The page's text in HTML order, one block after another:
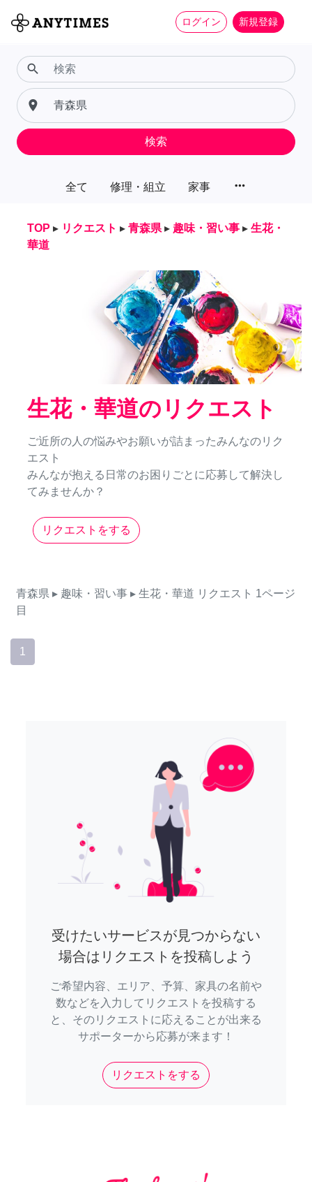
ログイン 新規登録
全て 修理・組立 家事 more_horiz
search
place
検索
TOP ▸ リクエスト ▸ 青森県 ▸ 趣味・習い事 ▸ 生花・
華道
生花・華道のリクエスト
ご近所の人の悩みやお願いが詰まったみんなのリク
エスト
みんなが抱える日常のお困りごとに応募して解決し
てみませんか？
リクエストをする
青森県 ▸ 趣味・習い事 ▸ 生花・華道 リクエスト 1ページ
目
1
受けたいサービスが見つからない
場合はリクエストを投稿しよう
ご希望内容、エリア、予算、家具の名前や
数などを入力してリクエストを投稿する
と、そのリクエストに応えることが出来る
サポーターから応募が来ます！
リクエストをする